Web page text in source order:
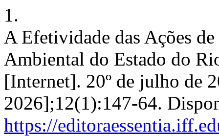
1.
A Efetividade das Ações
Ambiental do Estado do
[Internet]. 20º de julho de
2026];12(1):147-64.
https://